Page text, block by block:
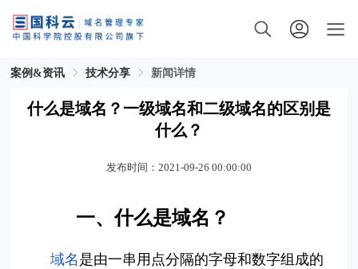
案例&资讯 技术分享 新闻详情
什么是域名？一级域名和二级域名的区别是
什么？
发布时间：2021-09-26 00:00:00
一、什么是域名？
域名 是由一串用点分隔的字母和数字组成的